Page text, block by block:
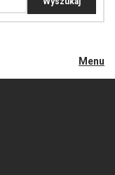
Menu